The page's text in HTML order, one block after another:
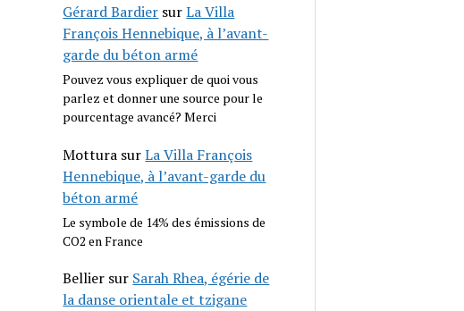
Gérard Bardier surLa Villa
François Hennebique, à l’avant-
garde du béton armé
Pouvez vous expliquer de quoi vous
parlez et donner une source pour le
pourcentage avancé? Merci
Mottura surLa Villa François
Hennebique, à l’avant-garde du
béton armé
Le symbole de 14% des émissions de
CO2 en France
Bellier sur Sarah Rhea, égérie de
la danse orientale et tzigane